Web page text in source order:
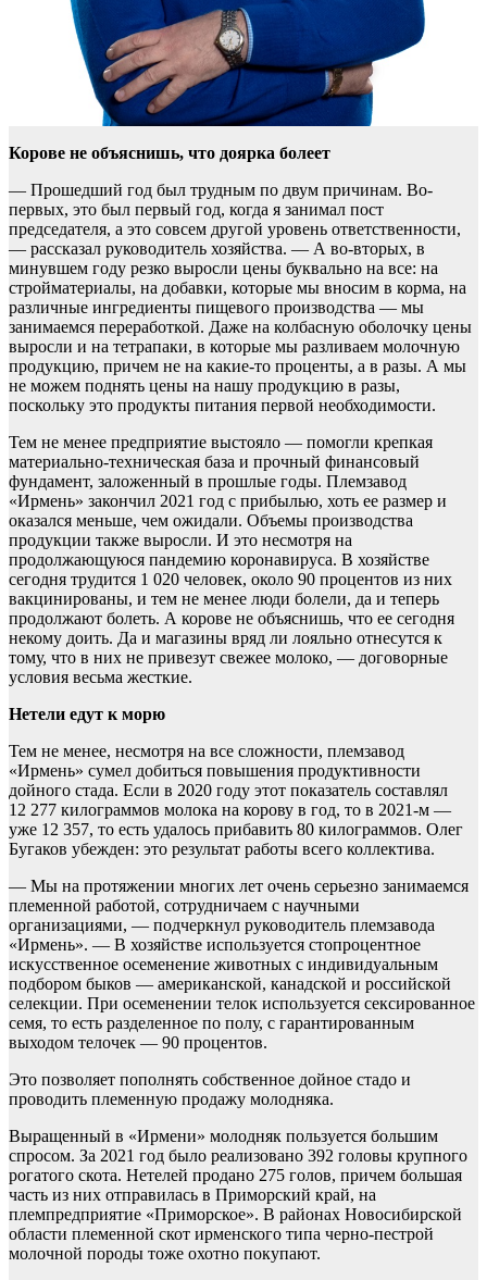
Корове не объяснишь, что доярка болеет
— Прошедший год был трудным по двум причинам. Во-
первых, это был первый год, когда я занимал пост
председателя, а это совсем другой уровень ответственности,
— рассказал руководитель хозяйства. — А во-вторых, в
минувшем году резко выросли цены буквально на все: на
стройматериалы, на добавки, которые мы вносим в корма, на
различные ингредиенты пищевого производства — мы
занимаемся переработкой. Даже на колбасную оболочку цены
выросли и на тетрапаки, в которые мы разливаем молочную
продукцию, причем не на какие-то проценты, а в разы. А мы
не можем поднять цены на нашу продукцию в разы,
поскольку это продукты питания первой необходимости.
Тем не менее предприятие выстояло — помогли крепкая
материально-техническая база и прочный финансовый
фундамент, заложенный в прошлые годы. Племзавод
«Ирмень» закончил 2021 год с прибылью, хоть ее размер и
оказался меньше, чем ожидали. Объемы производства
продукции также выросли. И это несмотря на
продолжающуюся пандемию коронавируса. В хозяйстве
сегодня трудится 1 020 человек, около 90 процентов из них
вакцинированы, и тем не менее люди болели, да и теперь
продолжают болеть. А корове не объяснишь, что ее сегодня
некому доить. Да и магазины вряд ли лояльно отнесутся к
тому, что в них не привезут свежее молоко, — договорные
условия весьма жесткие.
Нетели едут к морю
Тем не менее, несмотря на все сложности, племзавод
«Ирмень» сумел добиться повышения продуктивности
дойного стада. Если в 2020 году этот показатель составлял
12 277 килограммов молока на корову в год, то в 2021-м —
уже 12 357, то есть удалось прибавить 80 килограммов. Олег
Бугаков убежден: это результат работы всего коллектива.
— Мы на протяжении многих лет очень серьезно занимаемся
племенной работой, сотрудничаем с научными
организациями, — подчеркнул руководитель племзавода
«Ирмень». — В хозяйстве используется стопроцентное
искусственное осеменение животных с индивидуальным
подбором быков — американской, канадской и российской
селекции. При осеменении телок используется сексированное
семя, то есть разделенное по полу, с гарантированным
выходом телочек — 90 процентов.
Это позволяет пополнять собственное дойное стадо и
проводить племенную продажу молодняка.
Выращенный в «Ирмени» молодняк пользуется большим
спросом. За 2021 год было реализовано 392 головы крупного
рогатого скота. Нетелей продано 275 голов, причем большая
часть из них отправилась в Приморский край, на
племпредприятие «Приморское». В районах Новосибирской
области племенной скот ирменского типа черно-пестрой
молочной породы тоже охотно покупают.